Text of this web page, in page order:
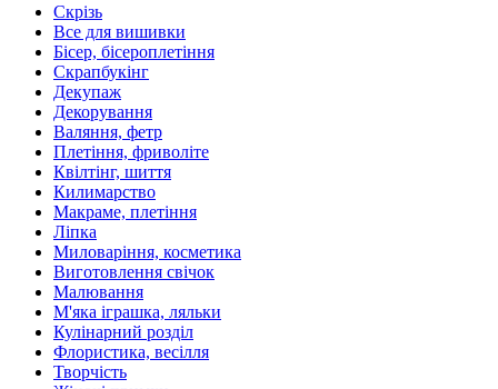
Скрізь
Все для вишивки
Бісер, бісероплетіння
Скрапбукінг
Декупаж
Декорування
Валяння, фетр
Плетіння, фриволіте
Квілтінг, шиття
Килимарство
Макраме, плетіння
Ліпка
Миловаріння, косметика
Виготовлення свічок
Малювання
М'яка іграшка, ляльки
Кулінарний розділ
Флористика, весілля
Творчість